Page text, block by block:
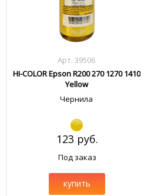
Арт. 39506
HI-COLOR Epson R200 270 1270 1410
Yellow
Чернила
123 руб.
Под заказ
купить